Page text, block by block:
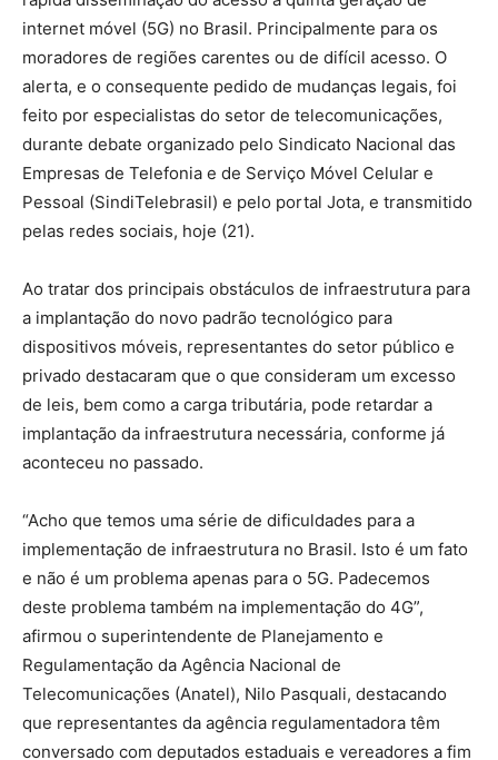
internet móvel (5G) no Brasil. Principalmente para os
moradores de regiões carentes ou de difícil acesso. O
alerta, e o consequente pedido de mudanças legais, foi
feito por especialistas do setor de telecomunicações,
durante debate organizado pelo Sindicato Nacional das
Empresas de Telefonia e de Serviço Móvel Celular e
Pessoal (SindiTelebrasil) e pelo portal Jota, e transmitido
pelas redes sociais, hoje (21).
Ao tratar dos principais obstáculos de infraestrutura para
a implantação do novo padrão tecnológico para
dispositivos móveis, representantes do setor público e
privado destacaram que o que consideram um excesso
de leis, bem como a carga tributária, pode retardar a
implantação da infraestrutura necessária, conforme já
aconteceu no passado.
“Acho que temos uma série de dificuldades para a
implementação de infraestrutura no Brasil. Isto é um fato
e não é um problema apenas para o 5G. Padecemos
deste problema também na implementação do 4G”,
afirmou o superintendente de Planejamento e
Regulamentação da Agência Nacional de
Telecomunicações (Anatel), Nilo Pasquali, destacando
que representantes da agência regulamentadora têm
conversado com deputados estaduais e vereadores a fim